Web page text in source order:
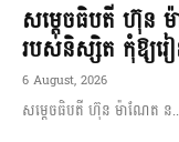
សម្តេចធិបតី ហ៊ុន
របស់និស្សិត កុំឱ្យរៀ
6 August, 2026
សម្តេចធិបតី ហ៊ុន ម៉ាណែត ន